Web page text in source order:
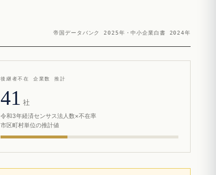
帝国データバンク 2025年・中小企業白書 2024年
後継者不在 企業数 推計
41 社
令和3年経済センサス法人数×不在率
市区町村単位の推計値